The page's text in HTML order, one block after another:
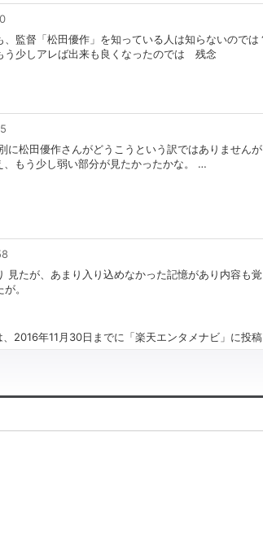
監督「松田優作」を知っている人は知らないので
う少しアレば出来も良くなったのでは 残念
松田優作さんがどうこうという訳ではありません
もう少し弱い部分が見たかったかな。 …
たが、あまり入り込めなかった記憶があり内容も
。
2016年11月30日までに「楽天エンタメナビ」に投稿